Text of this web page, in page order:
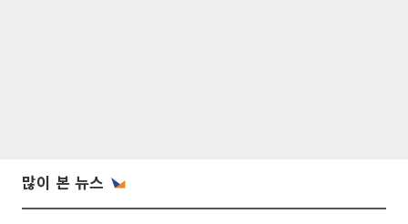
많이 본 뉴스